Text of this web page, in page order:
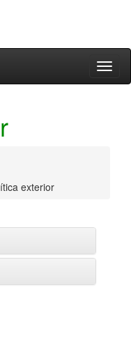
exterior